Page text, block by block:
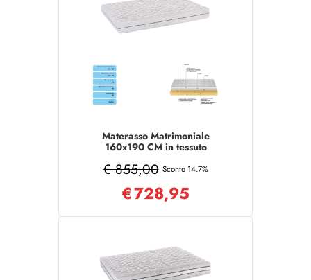
Materasso Matrimoniale
160x190 CM in tessuto
€ 855,00 Sconto 14.7%
€728,95